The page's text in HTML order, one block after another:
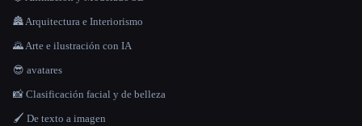
🏯 Arquitectura e Interiorismo
🌄 Arte e ilustración con IA
😎 avatares
📸 Clasificación facial y de belleza
🖌️ De texto a imagen